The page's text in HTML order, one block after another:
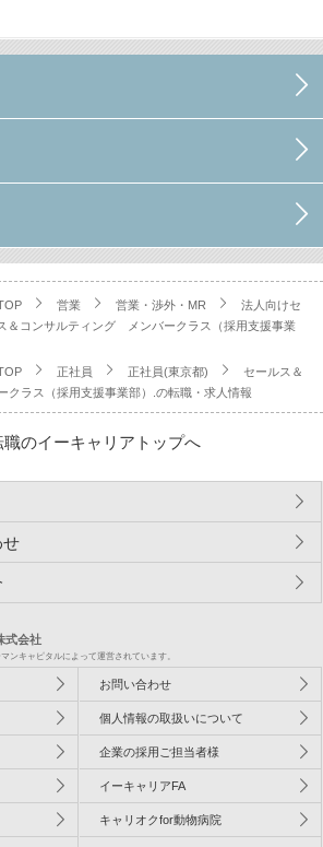
営業 営業・渉外・MR
法人向けセ
＆コンサルティング メンバークラス（採用支援事業
正社員 正社員(東京都)
セールス＆
ラス（採用支援事業部）.の転職・求人情報
職のイーキャリアトップへ
せ
式会社
ンキャピタルによって運営されています。
お問い合わせ
個人情報の取扱いについて
企業の採用ご担当者様
イーキャリアFA
キャリオクfor動物病院